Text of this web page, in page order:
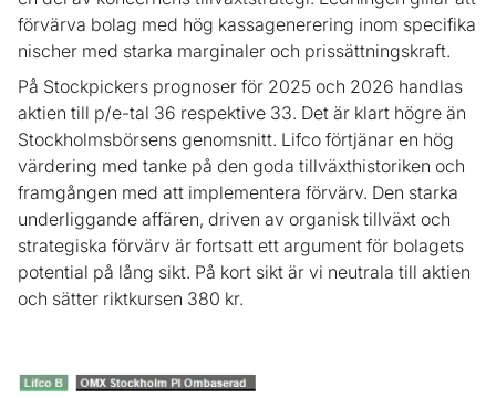
förvärva bolag med hög kassagenerering inom specifika
nischer med starka marginaler och prissättningskraft.
På Stockpickers prognoser för 2025 och 2026 handlas
aktien till p/e-tal 36 respektive 33. Det är klart högre än
Stockholmsbörsens genomsnitt. Lifco förtjänar en hög
värdering med tanke på den goda tillväxthistoriken och
framgången med att implementera förvärv. Den starka
underliggande affären, driven av organisk tillväxt och
strategiska förvärv är fortsatt ett argument för bolagets
potential på lång sikt. På kort sikt är vi neutrala till aktien
och sätter riktkursen 380 kr.